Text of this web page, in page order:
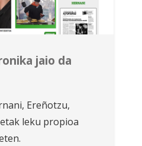
jaio da
Ere­ño­tzu,
le­ku propioa